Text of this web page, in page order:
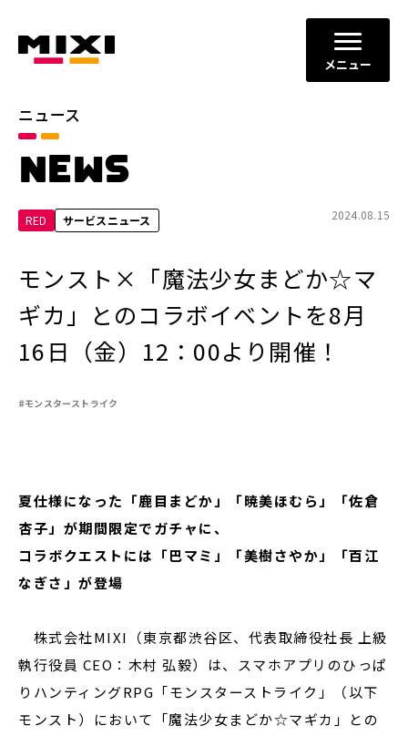
メニュー
ニュース
NEWS
RED サービスニュース 2024.08.15
モンスト×「魔法少女まどか☆マ
ギカ」とのコラボイベントを8月
16日（金）12：00より開催！
#モンスターストライク
夏仕様になった「鹿目まどか」「暁美ほむら」「佐倉
杏子」が期間限定でガチャに、
コラボクエストには「巴マミ」「美樹さやか」「百江
なぎさ」が登場
株式会社MIXI（東京都渋谷区、代表取締役社長 上級
執行役員 CEO：木村 弘毅）は、スマホアプリのひっぱ
りハンティングRPG「モンスターストライク」（以下
モンスト）において「魔法少女まどか☆マギカ」との
カテゴリ
お知らせ
2026年 2025年